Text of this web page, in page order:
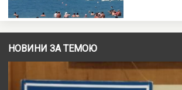
НОВИНИ ЗА ТЕМОЮ